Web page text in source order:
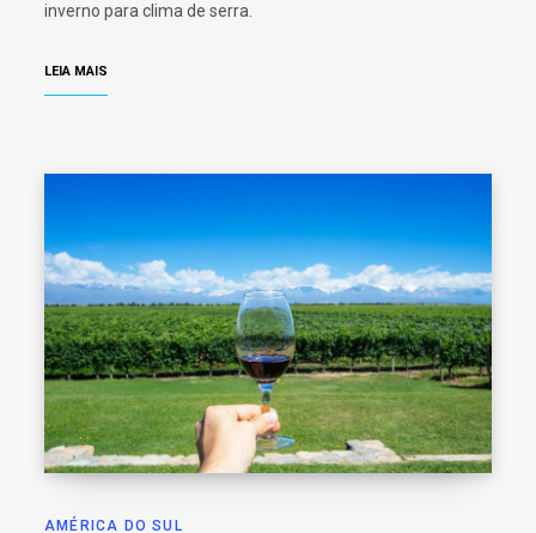
inverno para clima de serra.
LEIA MAIS
AMÉRICA DO SUL